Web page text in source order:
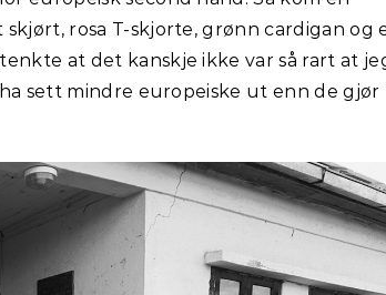
rosa T-skjorte, grønn cardigan og
at det kanskje ikke var så rart at
sett mindre europeiske ut enn de gjør